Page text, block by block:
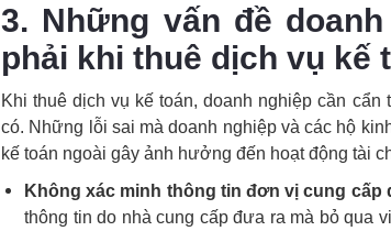
3. Những vấn đề
phải khi thuê dịch vụ kế
Khi thuê dịch vụ kế toán, doanh nghiệp cần
có. Những lỗi sai mà doanh nghiệp và các hộ
kế toán ngoài gây ảnh hưởng đến hoạt động tài
Không xác minh thông tin đơn vị cung cấp
thông tin do nhà cung cấp đưa ra mà bỏ qua